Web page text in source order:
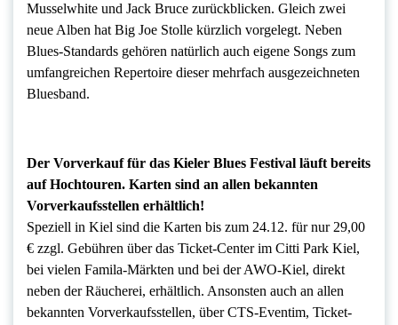
Musselwhite und Jack Bruce zurückblicken. Gleich zwei
neue Alben hat Big Joe Stolle kürzlich vorgelegt. Neben
Blues-Standards gehören natürlich auch eigene Songs zum
umfangreichen Repertoire dieser mehrfach ausgezeichneten
Bluesband.
Der Vorverkauffür das Kieler Blues Festival läuft bereits
auf Hochtouren. Karten sind an allen bekannten
Vorverkaufsstellen erhältlich!
Speziell in Kiel sind die Karten bis zum 24.12. für nur 29,00
€ zzgl. Gebühren über das Ticket-Center im Citti Park Kiel,
bei vielen Famila-Märkten und bei der AWO-Kiel, direkt
neben der Räucherei, erhältlich. Ansonsten auch an allen
bekannten Vorverkaufsstellen, über CTS-Eventim, Ticket-